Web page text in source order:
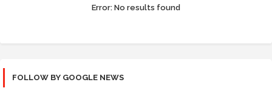
Error: No results found
FOLLOW BY GOOGLE NEWS